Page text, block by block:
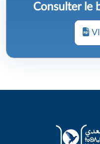
Consulter le